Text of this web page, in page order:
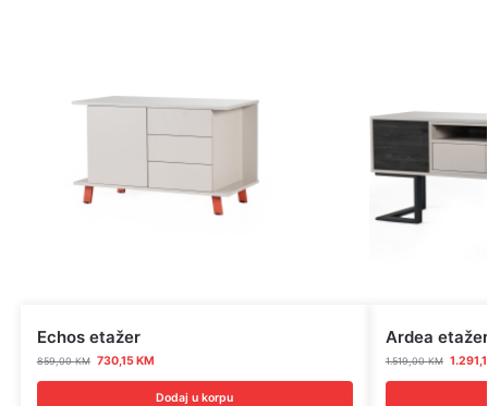
Echos etažer
859,00KM 730,15KM
Dodaj u korpu
Ardea etažer
1.519,00KM